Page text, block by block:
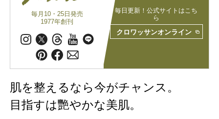
毎月10・25日発売
1977年創刊
毎日更新！公式サイトはこち
ら
クロワッサンオンライン
肌を整えるなら今がチャンス。
目指すは艷やかな美肌。